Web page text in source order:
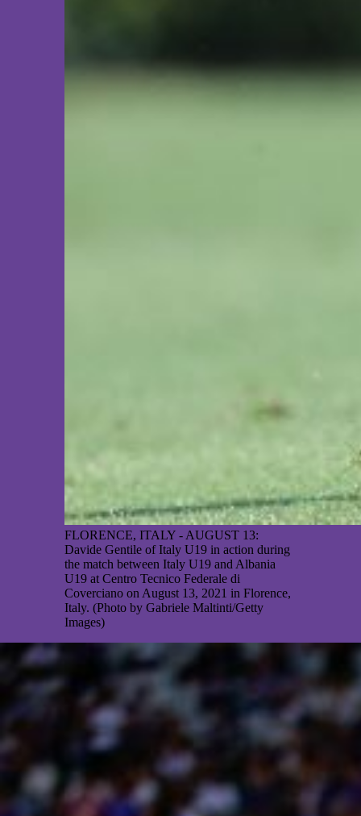
FLORENCE, ITALY - AUGUST 13:
Davide Gentile of Italy U19 in action during
the match between Italy U19 and Albania
U19 at Centro Tecnico Federale di
Coverciano on August 13, 2021 in Florence,
Italy. (Photo by Gabriele Maltinti/Getty
Images)